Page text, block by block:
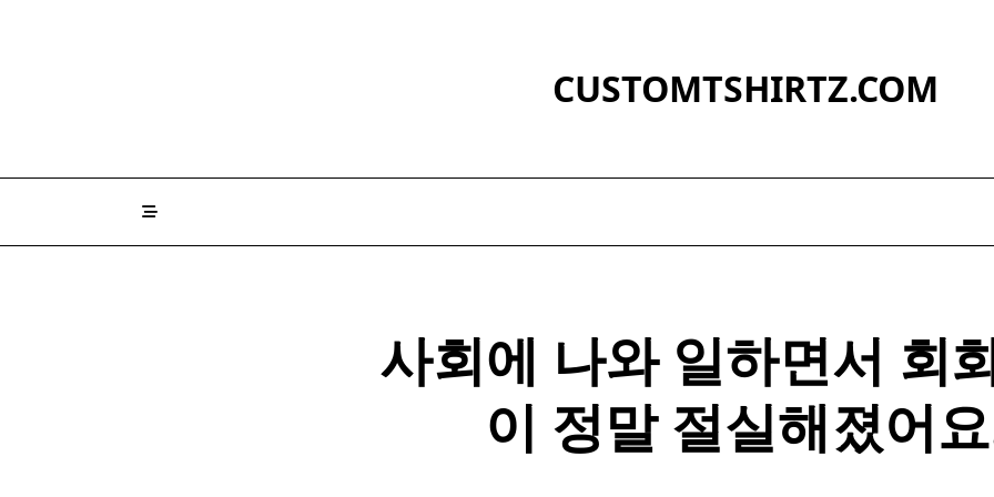
CUSTOMTSHIRTZ.COM
사회에 나와 일하면서 회
이 정말 절실해졌어